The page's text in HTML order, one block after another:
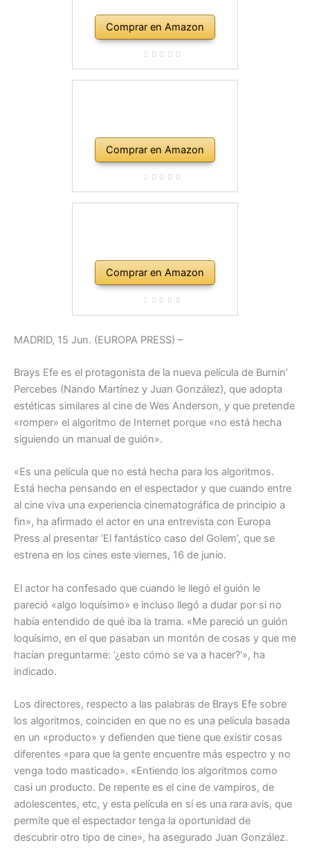
Comprar en Amazon
Comprar en Amazon
Comprar en Amazon
MADRID, 15 Jun. (EUROPA PRESS) –
Brays Efe es el protagonista de la nueva película de Burnin’
Percebes (Nando Martínez y Juan González), que adopta
estéticas similares al cine de Wes Anderson, y que pretende
«romper» el algoritmo de Internet porque «no está hecha
siguiendo un manual de guión».
«Es una película que no está hecha para los algoritmos.
Está hecha pensando en el espectador y que cuando entre
al cine viva una experiencia cinematográfica de principio a
fin», ha afirmado el actor en una entrevista con Europa
Press al presentar ‘El fantástico caso del Golem’, que se
estrena en los cines este viernes, 16 de junio.
El actor ha confesado que cuando le llegó el guión le
pareció «algo loquísimo» e incluso llegó a dudar por si no
había entendido de qué iba la trama. «Me pareció un guión
loquísimo, en el que pasaban un montón de cosas y que me
hacían preguntarme: ‘¿esto cómo se va a hacer?'», ha
indicado.
Los directores, respecto a las palabras de Brays Efe sobre
los algoritmos, coinciden en que no es una película basada
en un «producto» y defienden que tiene que existir cosas
diferentes «para que la gente encuentre más espectro y no
venga todo masticado». «Entiendo los algoritmos como
casi un producto. De repente es el cine de vampiros, de
adolescentes, etc, y esta película en sí es una rara avis, que
permite que el espectador tenga la oportunidad de
descubrir otro tipo de cine», ha asegurado Juan González.